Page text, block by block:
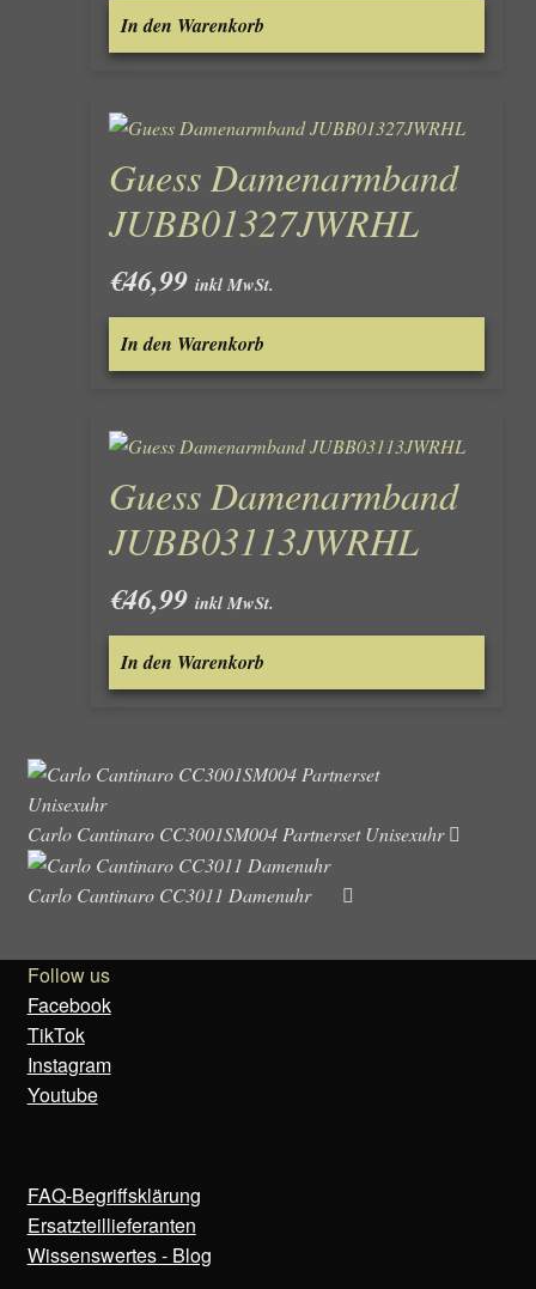
In den Warenkorb
Guess Damenarmband
JUBB01327JWRHL
€46,99 inkl MwSt.
In den Warenkorb
Guess Damenarmband
JUBB03113JWRHL
€46,99 inkl MwSt.
In den Warenkorb
Carlo Cantinaro CC3001SM004 Partnerset Unisexuhr
Carlo Cantinaro CC3011 Damenuhr
Follow us
Facebook
TikTok
Instagram
Youtube
FAQ-Begriffsklärung
Ersatzteillieferanten
Wissenswertes - Blog